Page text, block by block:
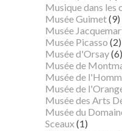
Musique dans les
Musée Guimet(9)
Musée
Musée Picasso (2)
Musée d'Orsay(6)
Musée de
Musée de
Musée de
Musée des Arts
Musée du
Sceaux(1)